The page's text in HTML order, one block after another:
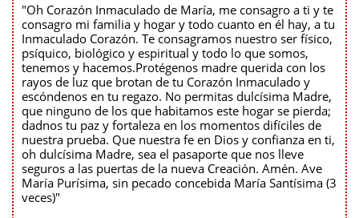
"Oh Corazón Inmaculado de María, me consagro a ti y te
consagro mi familia y hogar y todo cuanto en él hay, a tu
Inmaculado Corazón. Te consagramos nuestro ser físico,
psíquico, biológico y espiritual y todo lo que somos,
tenemos y hacemos.Protégenos madre querida con los
rayos de luz que brotan de tu Corazón Inmaculado y
escóndenos en tu regazo. No permitas dulcísima Madre,
que ninguno de los que habitamos este hogar se pierda;
dadnos tu paz y fortaleza en los momentos difíciles de
nuestra prueba. Que nuestra fe en Dios y confianza en ti,
oh dulcísima Madre, sea el pasaporte que nos lleve
seguros a las puertas de la nueva Creación. Amén. Ave
María Purísima, sin pecado concebida María Santísima (3
veces)"